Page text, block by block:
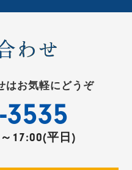
わせ
はお気軽にどうぞ
3535
17:00(平日)